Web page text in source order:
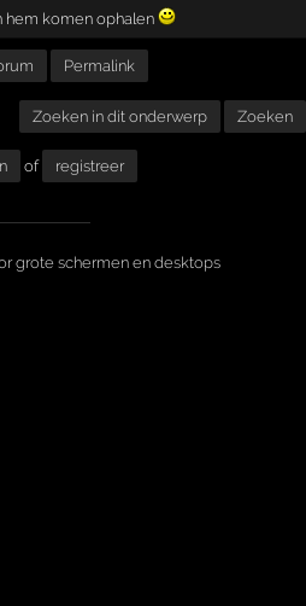
hem komen ophalen
Permalink
Zoeken in dit onderwerp Zoeken
of registreer
grote schermen en desktops